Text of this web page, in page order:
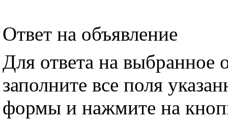
Ответ на объявление
Для ответа на выбранное
заполните все поля
формы и нажмите на